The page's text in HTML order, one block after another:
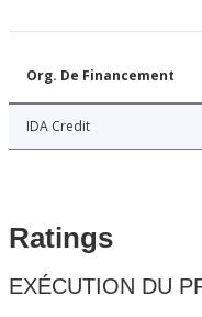
Org. De Financement
IDA Credit
Ratings
EXÉCUTION DU